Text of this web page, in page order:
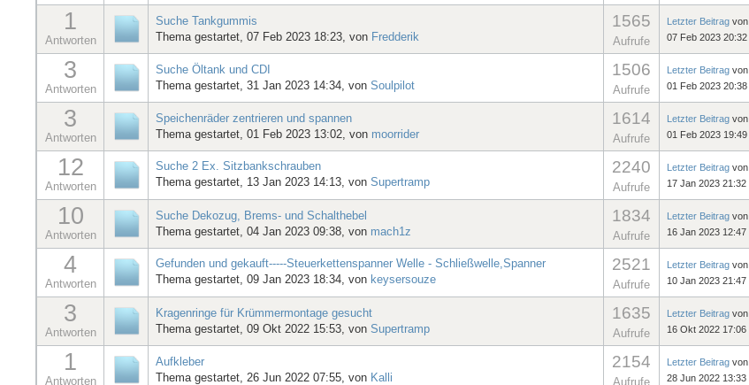
1
Antworten
Suche Tankgummis
Thema gestartet, 07 Feb 2023 18:23, von Fredderik
1565
Aufrufe
Letzter Beitrag von
07 Feb 2023 20:32
3
Antworten
Suche Öltank und CDI
Thema gestartet, 31 Jan 2023 14:34, von Soulpilot
1506
Aufrufe
Letzter Beitrag von
01 Feb 2023 20:38
3
Antworten
Speichenräder zentrieren und spannen
Thema gestartet, 01 Feb 2023 13:02, von moorrider
1614
Aufrufe
Letzter Beitrag von
01 Feb 2023 19:49
12
Antworten
Suche 2 Ex. Sitzbankschrauben
Thema gestartet, 13 Jan 2023 14:13, von Supertramp
2240
Aufrufe
Letzter Beitrag von
17 Jan 2023 21:32
10
Antworten
Suche Dekozug, Brems- und Schalthebel
Thema gestartet, 04 Jan 2023 09:38, von mach1z
1834
Aufrufe
Letzter Beitrag von
16 Jan 2023 12:47
4
Antworten
Gefunden und gekauft-----Steuerkettenspanner Welle - Schließwelle,Spanner
Thema gestartet, 09 Jan 2023 18:34, von keysersouze
2521
Aufrufe
Letzter Beitrag von
10 Jan 2023 21:47
3
Antworten
Kragenringe für Krümmermontage gesucht
Thema gestartet, 09 Okt 2022 15:53, von Supertramp
1635
Aufrufe
Letzter Beitrag von
16 Okt 2022 17:06
1
Antworten
Aufkleber
Thema gestartet, 26 Jun 2022 07:55, von Kalli
2154
Aufrufe
Letzter Beitrag von
28 Jun 2022 13:33